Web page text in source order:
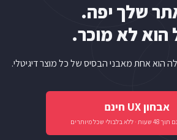
הוא לא מוכר.
הוא אחת מאבני הבסיס של כל מוצר דיגיטלי.
אבחון UX חינם
שכל מיותרים